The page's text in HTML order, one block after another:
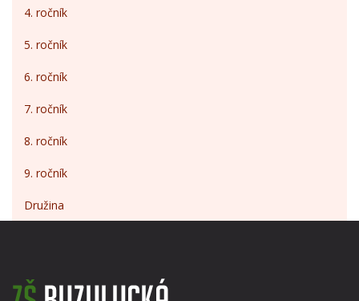
4. ročník
5. ročník
6. ročník
7. ročník
8. ročník
9. ročník
Družina